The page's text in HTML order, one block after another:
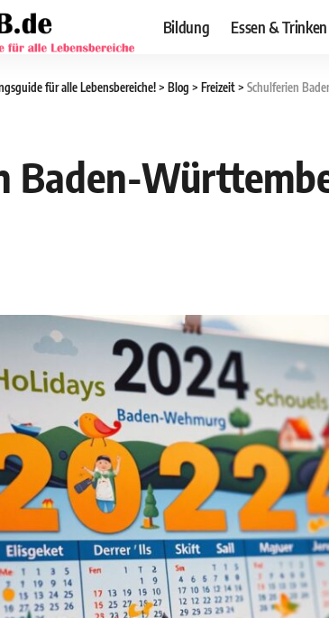
Bildung Essen & Trinken
für alle Lebensbereiche!> Blog > Freizeit> Schulferien
Baden-